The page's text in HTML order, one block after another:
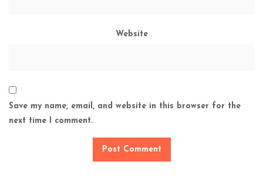
Website
Save my name, email, and website in this browser for the
next time I comment.